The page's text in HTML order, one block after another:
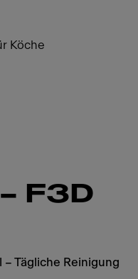
Köche
F3D
Tägliche Reinigung